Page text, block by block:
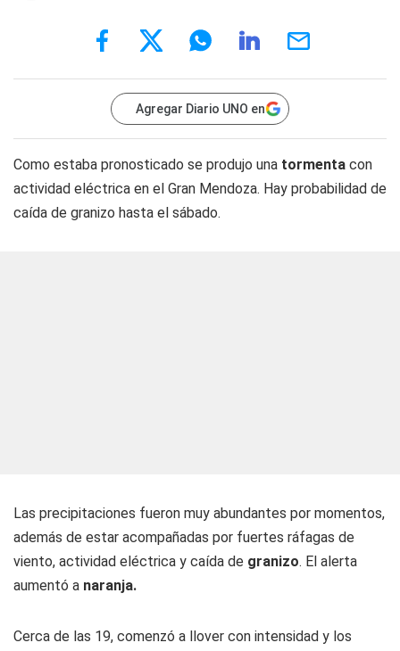
Agregar Diario UNO en
Como estaba pronosticado se produjo una tormenta con
actividad eléctrica en el Gran Mendoza. Hay probabilidad de
caída de granizo hasta el sábado.
Las precipitaciones fueron muy abundantes por momentos,
además de estar acompañadas por fuertes ráfagas de
viento, actividad eléctrica y caída de granizo. El alerta
aumentó a naranja.
Cerca de las 19, comenzó a llover con intensidad y los